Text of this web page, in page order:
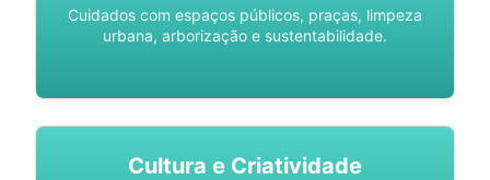
Cuidados com espaços públicos, praças, limpeza
urbana, arborização e sustentabilidade.
Cultura e Criatividade